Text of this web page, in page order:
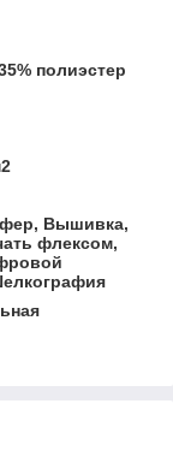
полиэстер
Вышивка,
флексом,